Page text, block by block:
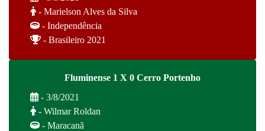
- Marielson Alves da Silva
- Independência
- Brasileiro 2021
Fluminense 1 X 0 Cerro Portenho
- 3/8/2021
- Wilmar Roldan
- Maracanã